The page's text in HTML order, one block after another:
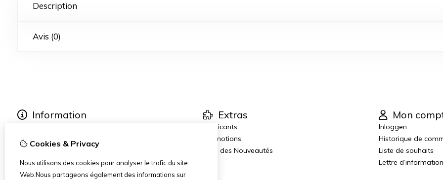
Description
Avis (0)
Information
Other links
Commander et Livraison
Terms and Conditions
Disclaimer
Extras
Fabricants
Promotions
Blog des Nouveautés
Mon
Inloggen
Historique de
Liste de souhaits
Lettre d’information
Cookies & Privacy
Nous utilisons des cookies pour analyser le trafic du site
Web.Nous partageons également des informations sur